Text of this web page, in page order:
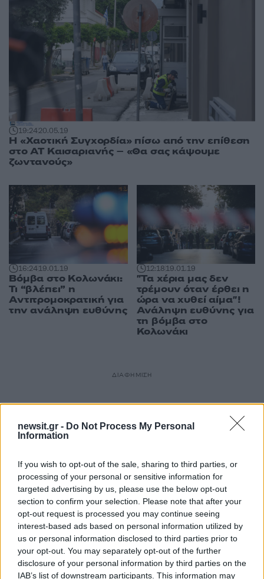
newsit.gr - Do Not Process My Personal
Information
If you wish to opt-out of the sale, sharing to third parties, or
processing of your personal or sensitive information for
targeted advertising by us, please use the below opt-out
section to confirm your selection. Please note that after your
opt-out request is processed you may continue seeing
interest-based ads based on personal information utilized by
us or personal information disclosed to third parties prior to
your opt-out. You may separately opt-out of the further
disclosure of your personal information by third parties on the
IAB’s list of downstream participants. This information may
19:2420.05.19
Η «Χαοτική Συγχορδία» πίσω από την επίθεση
στο ΑΤ Καισαριανής – «Θα σας κάψουμε
ζωντανούς»
16:2419.01.19
Βόμβα στο Κολωνάκι:
Τι “βλέπει” η
Αντιτρομοκρατική για
την ανάληψη ευθύνης
12:1819.01.19
"Τα χέρια μας δεν
τρέμουν όταν έρθει η
ώρα να χυθεί αίμα"!
Ανάληψη ευθύνης για
τη βόμβα στο
Κολωνάκι
ΔΙΑΦΗΜΙΣΗ